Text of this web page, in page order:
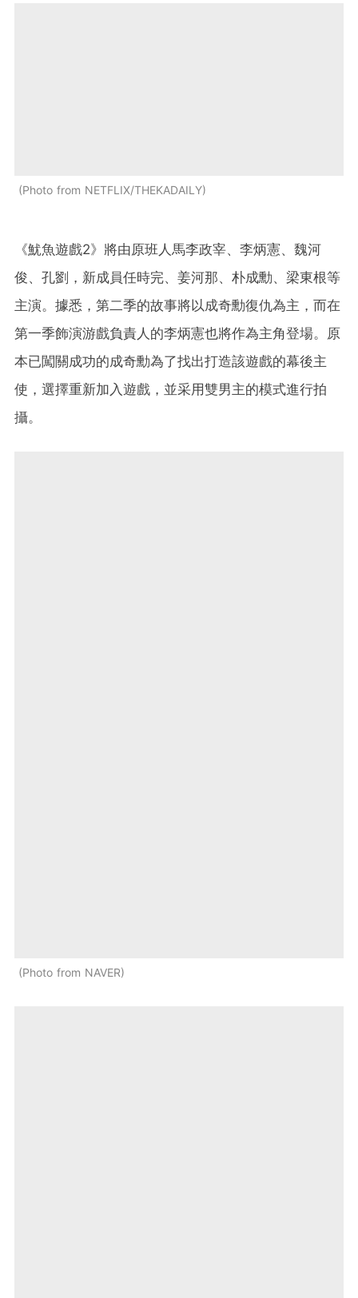
Photo from NETFLIX/THEKADAILY
《魷魚遊戲2》將由原班人馬李政宰、李炳憲、魏河
俊、孔劉，新成員任時完、姜河那、朴成勳、梁東根等
主演。據悉，第二季的故事將以成奇勳復仇為主，而在
第一季飾演游戲負責人的李炳憲也將作為主角登場。原
本已闖關成功的成奇勳為了找出打造該遊戲的幕後主
使，選擇重新加入遊戲，並采用雙男主的模式進行拍
攝。
Photo from NAVER